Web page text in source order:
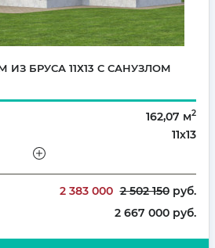
БРУСА 11Х13 С САНУЗЛОМ
162,07 м2
11х13
4
2 383 000 2 502 150руб.
2 667 000 руб.